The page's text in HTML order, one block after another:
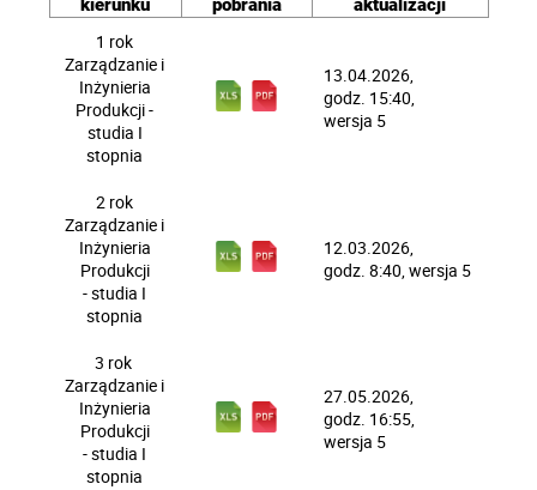
kierunku
pobrania
aktualizacji
1 rok
Zarządzanie i
Inżynieria
Produkcji -
studia I
stopnia
13.04.2026,
godz. 15:40,
wersja 5
2 rok
Zarządzanie i
Inżynieria
Produkcji
- studia I
stopnia
12.03.2026,
godz. 8:40, wersja 5
3 rok
Zarządzanie i
Inżynieria
Produkcji
- studia I
stopnia
27.05.2026,
godz. 16:55,
wersja 5